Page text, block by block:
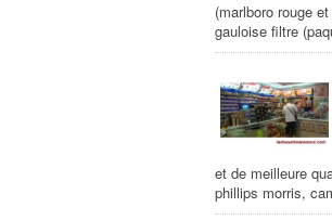
(marlboro rouge
gauloise filtre
et de meilleure
phillips morris,